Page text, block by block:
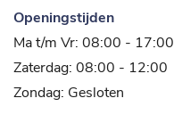
Openingstijden
Ma t/m Vr: 08:00 - 17:00
Zaterdag: 08:00 - 12:00
Zondag: Gesloten